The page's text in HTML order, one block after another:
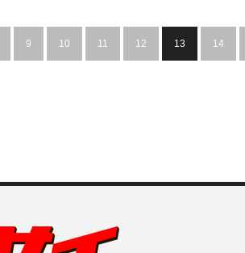
9 10 11 12 13 14